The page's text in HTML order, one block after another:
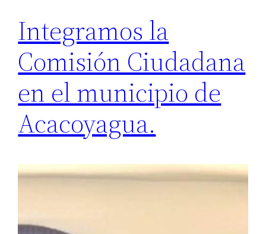
Integramos la
Comisión Ciudadana
en el municipio de
Acacoyagua.